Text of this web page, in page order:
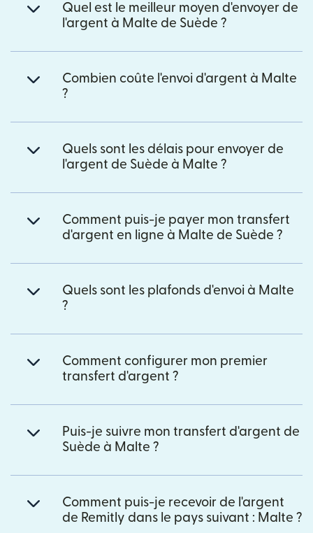
Quel est le meilleur moyen d'envoyer de
l'argent à Malte de Suède ?
Combien coûte l'envoi d'argent à Malte
?
Quels sont les délais pour envoyer de
l'argent de Suède à Malte ?
Comment puis-je payer mon transfert
d'argent en ligne à Malte de Suède ?
Quels sont les plafonds d'envoi à Malte
?
Comment configurer mon premier
transfert d'argent ?
Puis-je suivre mon transfert d'argent de
Suède à Malte ?
Comment puis-je recevoir de l'argent
de Remitly dans le pays suivant : Malte ?